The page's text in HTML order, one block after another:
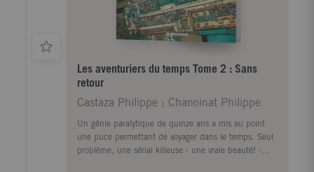
Les aventuriers du temps Tome 2 : Sans
retour
Castaza Philippe ; Chanoinat Philippe
Un génie paralytique de quinze ans a mis au point
une puce permettant de voyager dans le temps. Seul
problème, une sérial killeuse - une vraie beauté! -